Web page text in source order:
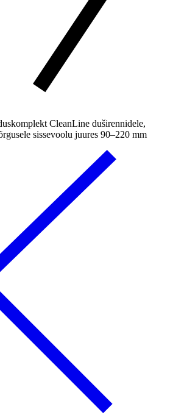
CleanLine duširennidele,
sissevoolu juures 90–220 mm